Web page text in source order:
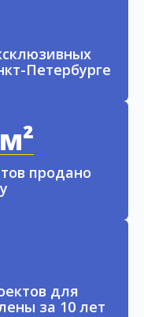
Петербурге
продано
для
за 10 лет